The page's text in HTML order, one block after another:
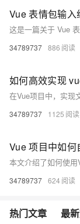
Vue 表情包输
34789737 886
如何高效实现
34789737 1125
Vue 项目中如
34789737 624
热门文章 最